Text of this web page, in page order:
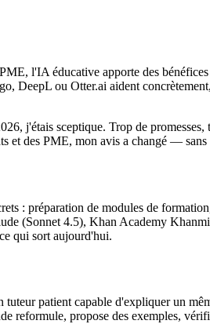
l'IA éducative apporte des
DeepL ou Otter.ai aident
j'étais sceptique. Trop de
et des PME, mon avis a changé —
: préparation de modules de
(Sonnet 4.5), Khan Academy
qui sort aujourd'hui.
patient capable d'expliquer un
reformule, propose des exemples,